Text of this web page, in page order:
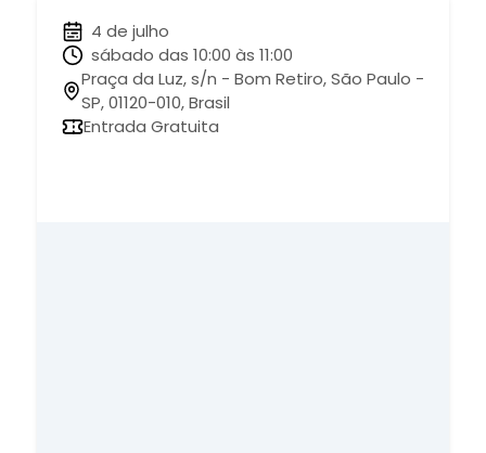
4 de julho
sábado das 10:00 às 11:00
Praça da Luz, s/n - Bom Retiro, São Paulo -
SP, 01120-010, Brasil
Entrada Gratuita